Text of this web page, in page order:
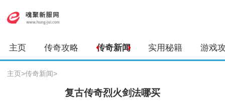
主页 传奇攻略 传奇新闻 实用秘籍 游戏
主页>传奇新闻>
复古传奇烈火剑法哪买